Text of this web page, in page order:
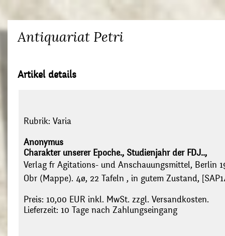
Antiquariat Petri
Artikel details
Rubrik: Varia
Anonymus
Charakter unserer Epoche., Studienjahr der FDJ..,
Verlag fr Agitations- und Anschauungsmittel, Berlin
Obr (Mappe). 4ø, 22 Tafeln , in gutem Zustand,
Preis: 10,00 EUR inkl. MwSt. zzgl. Versandkosten.
Lieferzeit: 10 Tage nach Zahlungseingang